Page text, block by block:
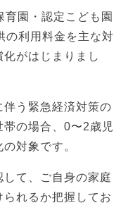
園・認定こども園
の利用料金を主な対
がはじまりまし
う緊急経済対策の
の場合、0〜2歳児
対象です。
て、ご自身の家庭
れるか把握してお